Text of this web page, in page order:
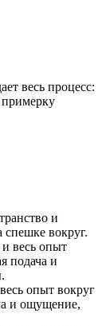
весь процесс:
примерку
и
спешке вокруг.
опыт вокруг
и ощущение,